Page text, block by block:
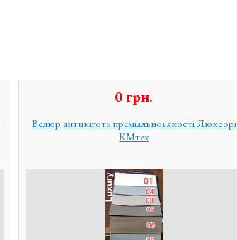
0 грн.
Велюр антикіготь преміальної якості Люксорі
КМтех